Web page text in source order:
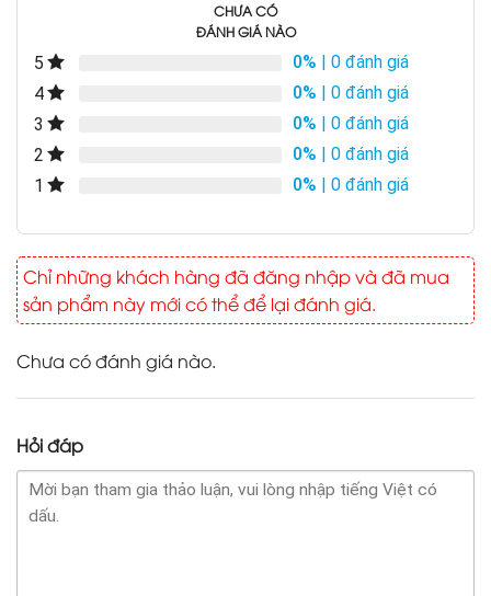
CHƯA CÓ
ĐÁNH GIÁ NÀO
5 0% | 0 đánh giá
4
0% | 0 đánh giá
3
0% | 0 đánh giá
2
0% | 0 đánh giá
1
0% | 0 đánh giá
Chỉ những khách hàng đã đăng nhập và đã mua
sản phẩm này mới có thể để lại đánh giá.
Chưa có đánh giá nào.
Hỏi đáp